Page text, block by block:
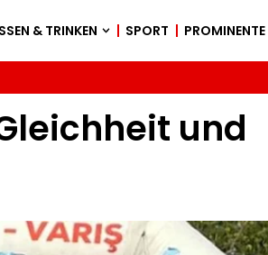
& TRINKEN SPORT PROMINENTE
und